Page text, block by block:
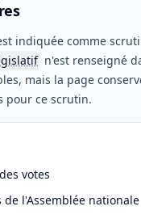
indiquée comme
n'est renseigné
mais la page
pour ce scrutin.
votes
de l'Assemblée nationale